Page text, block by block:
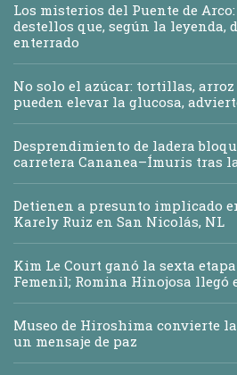
Los misterios del Puente de
destellos que, según la leyenda,
enterrado
No solo el azúcar: tortillas,
pueden elevar la glucosa,
Desprendimiento de ladera
carretera Cananea–Ímuris tras
Detienen a presunto implicado
Karely Ruiz en San Nicolás, NL
Kim Le Court ganó la sexta
Femenil; Romina Hinojosa llegó
Museo de Hiroshima convierte
un mensaje de paz